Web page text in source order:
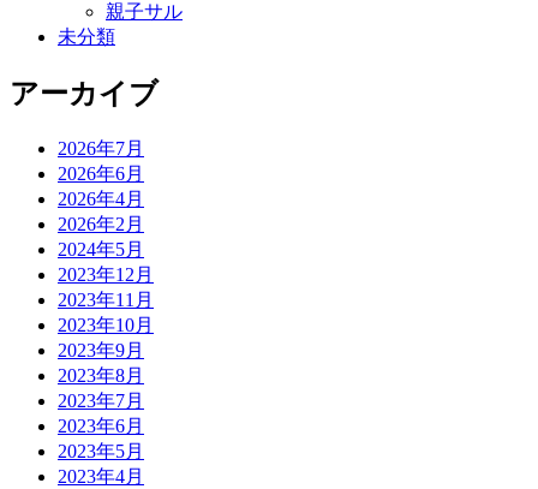
親子サル
未分類
アーカイブ
2026年7月
2026年6月
2026年4月
2026年2月
2024年5月
2023年12月
2023年11月
2023年10月
2023年9月
2023年8月
2023年7月
2023年6月
2023年5月
2023年4月